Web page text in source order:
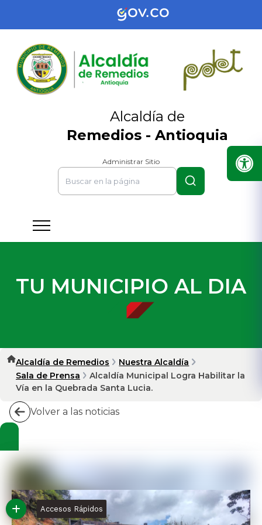
Alcaldía de
Remedios - Antioquia
Administrar Sitio
TU MUNICIPIO AL DIA
Alcaldía de Remedios
Nuestra Alcaldía
Sala de Prensa
Alcaldía Municipal Logra Habilitar la
Vía en la Quebrada Santa Lucia.
Volver a las noticias
Accesos Rápidos